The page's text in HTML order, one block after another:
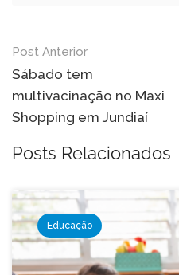
Navegação
de
Post
Post Anterior
Sábado tem
multivacinação no Maxi
Shopping em Jundiaí
Posts Relacionados
Educação